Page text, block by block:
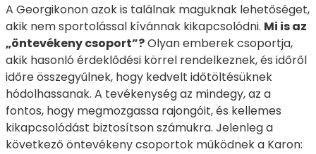
A Georgikonon azok is találnak maguknak lehetőséget,
akik nem sportolással kívánnak kikapcsolódni. Mi is az
„öntevékeny csoport”?Olyan emberek csoportja,
akik hasonló érdeklődési körrel rendelkeznek, és időről
időre összegyűlnek, hogy kedvelt időtöltésüknek
hódolhassanak. A tevékenység az mindegy, az a
fontos, hogy megmozgassa rajongóit, és kellemes
kikapcsolódást biztosítson számukra. Jelenleg a
következő öntevékeny csoportok működnek a Karon: